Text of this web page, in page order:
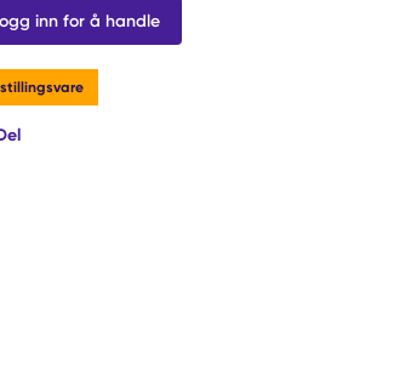
inn for å handle